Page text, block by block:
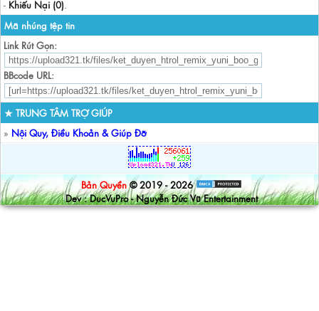
- Khiếu Nại (0).
Mã nhúng tệp tin
Link Rút Gọn:
BBcode URL:
★ TRUNG TÂM TRỢ GIÚP
» Nội Quy, Điều Khoản & Giúp Đỡ
Bản Quyền © 2019 - 2026
Dev : DucVuPro - Nguyễn Đức Vũ Entertainment